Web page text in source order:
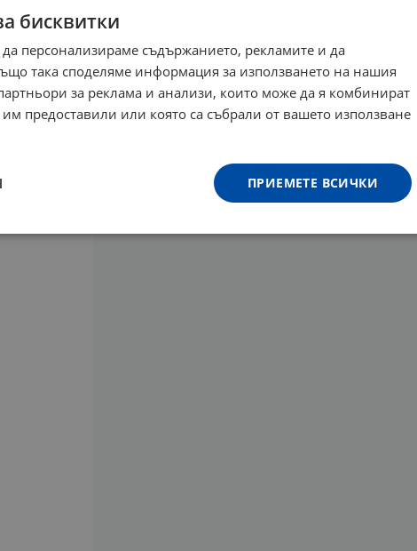
бисквитки
персонализираме съдържанието, рекламите и да
така споделяме информация за използването на нашия
за реклама и анализи, които може да я комбинират
предоставили или която са събрали от вашето използване
ПРИЕМЕТЕ ВСИЧКИ